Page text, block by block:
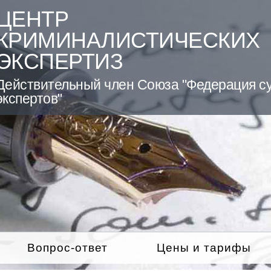
член Союза "Федерация
Вопрос-ответ Цены и тарифы